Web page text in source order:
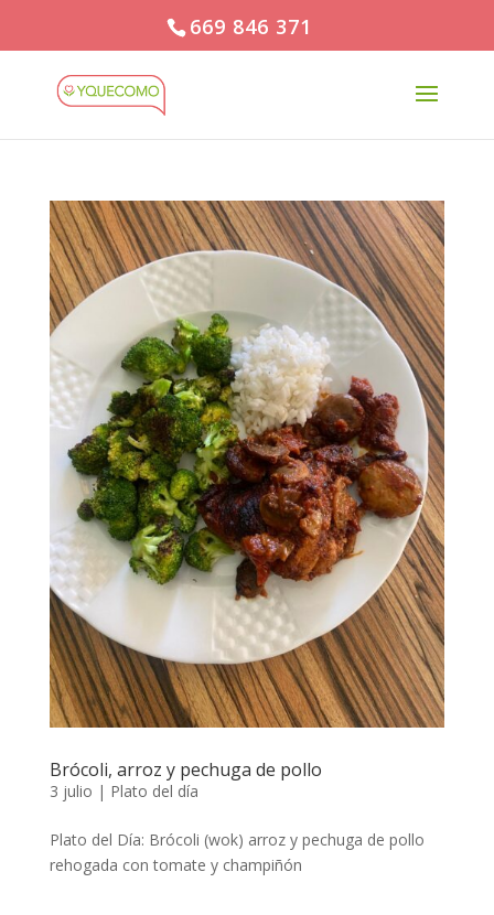
669 846 371
Brócoli, arroz y pechuga de pollo
3 julio | Plato del día
Plato del Día: Brócoli (wok) arroz y pechuga de pollo
rehogada con tomate y champiñón